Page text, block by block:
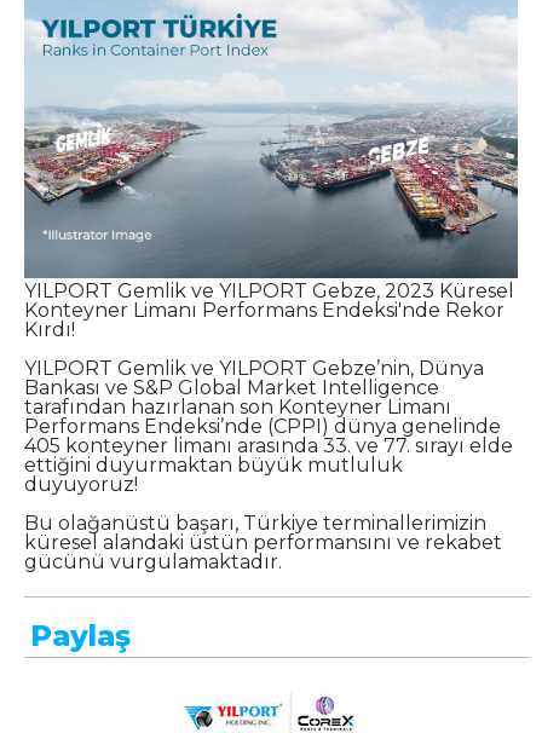
YILPORT Gemlik ve YILPORT Gebze, 2023 Küresel
Konteyner Limanı Performans Endeksi'nde Rekor
Kırdı!
YILPORT Gemlik ve YILPORT Gebze’nin, Dünya
Bankası ve S&P Global Market Intelligence
tarafından hazırlanan son Konteyner Limanı
Performans Endeksi’nde (CPPI) dünya genelinde
405 konteyner limanı arasında 33. ve 77. sırayı elde
ettiğini duyurmaktan büyük mutluluk
duyuyoruz!
Bu olağanüstü başarı, Türkiye terminallerimizin
küresel alandaki üstün performansını ve rekabet
gücünü vurgulamaktadır.
Paylaş